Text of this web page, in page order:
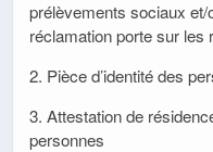
prélèvements sociaux et/
réclamation porte sur les
2. Pièce d’identité des
3. Attestation de
personnes